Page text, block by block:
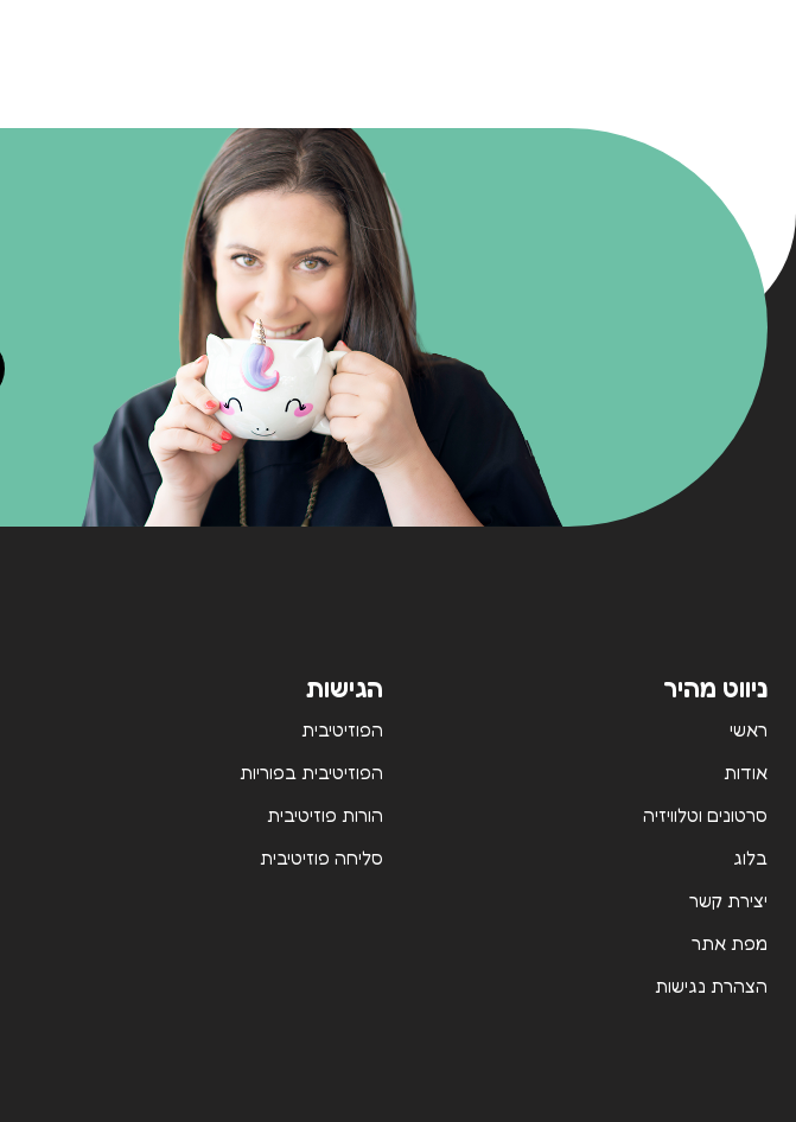
ניווט מהיר
ראשי
אודות
סרטונים וטלוויזיה
בלוג
יצירת קשר
מפת אתר
הצהרת נגישות
הגישות
הפוזיטיבית
הפוזיטיבית בפוריות
הורות פוזיטיבית
סליחה פוזיטיבית